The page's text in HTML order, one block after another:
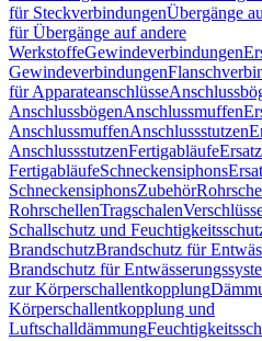
für SteckverbindungenÜbergänge
für Übergänge auf andere
WerkstoffeGewindeverbindungen
Gewindeverbindungen
für Apparateanschlüsse
AnschlussbögenAnschlussmuffen
AnschlussmuffenAnschlussstutzen
AnschlussstutzenFertigabläufe
FertigabläufeSchneckensiphons
SchneckensiphonsZubehör
RohrschellenTragschalen
Schallschutz und
BrandschutzBrandschutz für
Brandschutz für
zur Körperschallentkopplung
Körperschallentkopplung und
Luftschalldämmung